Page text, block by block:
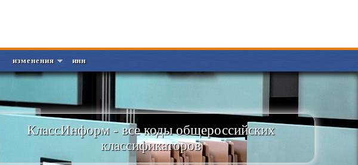
изменения инн
КлассИнформ - все коды общероссийских
классификаторов